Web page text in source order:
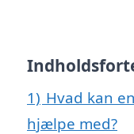
1) Hvad kan
hjælpe med?